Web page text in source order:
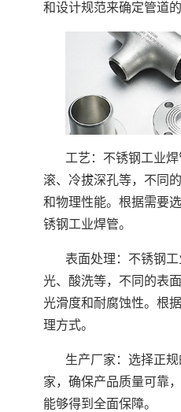
和设计规范来确定管道的
工艺：不锈钢工业
滚、冷拔深孔等，不同
和物理性能。根据需要
锈钢工业焊管。
表面处理：不锈钢
光、酸洗等，不同的表
光滑度和耐腐蚀性。根
理方式。
生产厂家：选择正
家，确保产品质量可靠
能够得到全面保障。